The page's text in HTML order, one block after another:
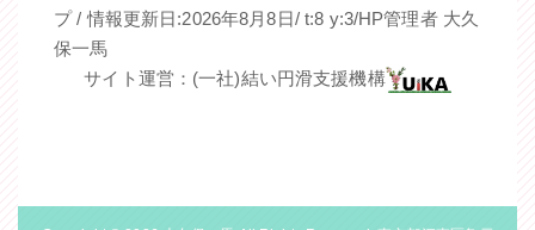
プ/ 情報更新日:2026年8月8日/ t:8 y:3/HP管理者 大久
保一馬
サイト運営：(一社)結い円滑支援機構